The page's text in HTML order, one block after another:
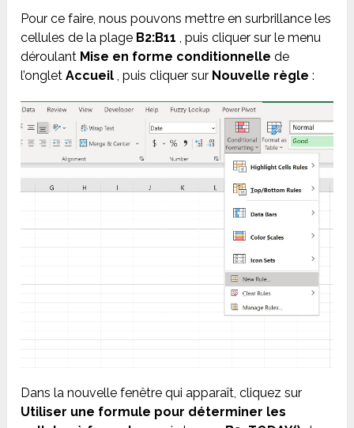
Pour ce faire, nous pouvons mettre en surbrillance les
cellules de la plage B2:B11 , puis cliquer sur le menu
déroulant Mise en forme conditionnelle de
l’ongletAccueil , puis cliquer sur Nouvelle règle :
Dans la nouvelle fenêtre qui apparaît, cliquez sur
Utiliser une formule pour déterminer les